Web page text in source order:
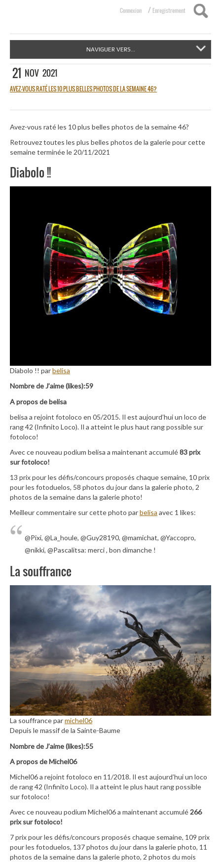
Connexion / Enregistrement
NAVIGUER VERS...
21 NOV 2021
AVEZ-VOUS RATÉ LES 10 PLUS BELLES PHOTOS DE LA SEMAINE 46?
Avez-vous raté les 10 plus belles photos de la semaine 46?
Retrouvez toutes les plus belles photos de la galerie pour cette
semaine terminée le 20/11/2021
Diabolo !!
Diabolo !! parbelisa
Nombre de J’aime (likes):59
A propos de belisa
belisa a rejoint fotoloco en 05/2015. Il est aujourd’hui un loco de
rang 42 (Infinito Loco). Il a atteint le plus haut rang possible sur
fotoloco!
Avec ce nouveau podium belisa a maintenant accumulé83 prix
sur fotoloco!
13 prix pour les défis/concours proposés chaque semaine, 10 prix
pour les fotoduelos, 58 photos du jour dans la galerie photo, 2
photos de la semaine dans la galerie photo!
Meilleur commentaire sur cette photo parbelisa avec 1 likes:
@Pixi, @La_houle, @Guy28190, @mamichat, @Yaccopro,
@nikki, @Pascalitsa: merci , bon dimanche !
La souffrance
La souffrance parmichel06
Depuis le massif de la Sainte-Baume
Nombre de J’aime (likes):55
A propos de Michel06
Michel06 a rejoint fotoloco en 11/2018. Il est aujourd’hui un loco
de rang 42 (Infinito Loco). Il a atteint le plus haut rang possible
sur fotoloco!
Avec ce nouveau podium Michel06 a maintenant accumulé266
prix sur fotoloco!
7 prix pour les défis/concours proposés chaque semaine, 109 prix
pour les fotoduelos, 137 photos du jour dans la galerie photo, 11
photos de la semaine dans la galerie photo, 2 photos du mois